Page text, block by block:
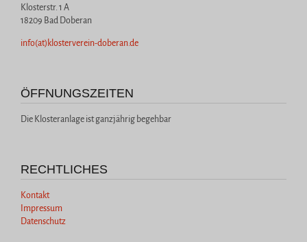
Klosterstr. 1 A
18209 Bad Doberan
info(at)klosterverein-doberan.de
ÖFFNUNGSZEITEN
Die Klosteranlage ist ganzjährig begehbar
RECHTLICHES
Kontakt
Impressum
Datenschutz